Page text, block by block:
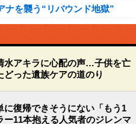
を襲う“リバウンド地獄”
水アキラに心配の声…子供を亡
どった遺族ケアの道のり
に復帰できそうにない「もう1
11本抱える人気者のジレンマ